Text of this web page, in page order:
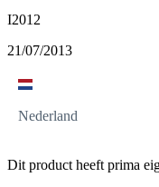
I2012
21/07/2013
Nederland
Dit product heeft prima